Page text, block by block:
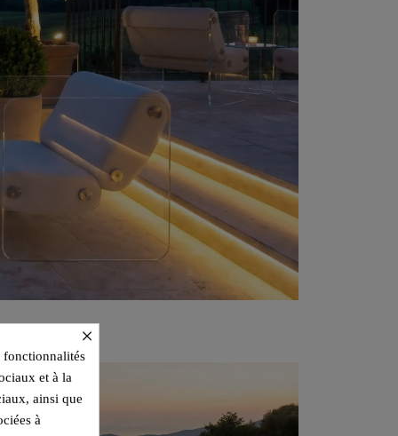
×
fonctionnalités
et à la
ainsi que
à